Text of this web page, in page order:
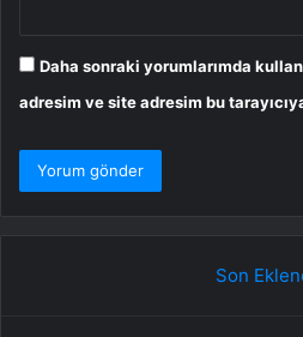
Daha sonraki yorumlarımda
adresim ve site adresim bu
Son